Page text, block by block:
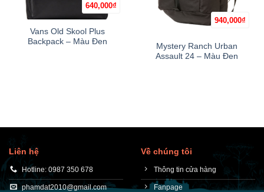
640,000₫
Vans Old Skool Plus
Backpack – Màu Đen
940,000₫
Mystery Ranch Urban
Assault 24 – Màu Đen
Liên hệ
Hotline: 0987 350 678
phamdat2010@gmail.com
Về chúng tôi
Thông tin cửa hàng
Fanpage